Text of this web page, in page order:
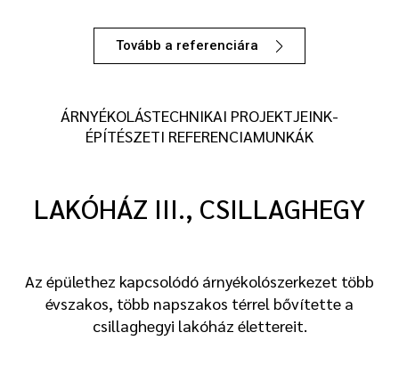
Tovább a referenciára
ÁRNYÉKOLÁSTECHNIKAI PROJEKTJEINK-
ÉPÍTÉSZETI REFERENCIAMUNKÁK
LAKÓHÁZ III., CSILLAGHEGY
Az épülethez kapcsolódó árnyékolószerkezet több
évszakos, több napszakos térrel bővítette a
csillaghegyi lakóház élettereit.